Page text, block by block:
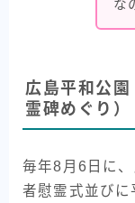
な
広島平和公
霊碑めぐり）
毎年8月6日に
者慰霊式並び